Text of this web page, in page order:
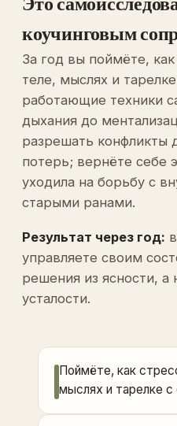
коучинговым
За год вы поймёте,
теле, мыслях и
работающие техники
дыхания до
разрешать конфликты
потерь; вернёте себе
уходила на борьбу с
старыми ранами.
Результат через год:
управляете своим
решения из ясности, а
усталости.
Поймёте, как
мыслях и тарелке с